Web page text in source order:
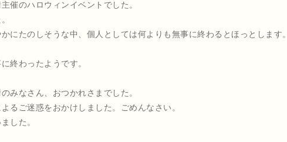
催のハロウィンイベントでした。
にたのしそうな中、個人としては何よりも無事に終わるとほっとします。
終わったようです。
みなさん、おつかれさまでした。
るご迷惑をおかけしました。ごめんなさい。
した。